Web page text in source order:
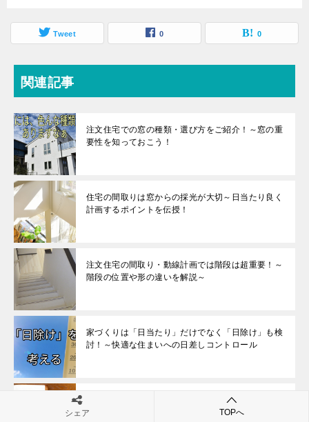
Tweet 0 0
関連記事
注文住宅での窓の種類・選び方をご紹介！～窓の重
要性を知っておこう！
住宅の間取りは窓からの採光が大切～日当たり良く
計画するポイントを伝授！
注文住宅の間取り・動線計画では階段は超重要！～
階段の位置や形の違いを解説～
家づくりは「日当たり」だけでなく「日除け」も検
討！～快適な住まいへの日差しコントロール
「ヌック」「お篭もりスペース」をつくる～間取り
作成におけるリラックススペースの考え方
シェア TOPへ